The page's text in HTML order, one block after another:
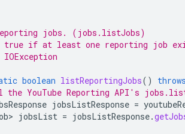
jobs. (jobs.listJobs)
if at least one reporting job
IOException
boolean listReportingJobs()
the YouTube Reporting API's
jobsListResponse =
jobsList = jobsListResponse.